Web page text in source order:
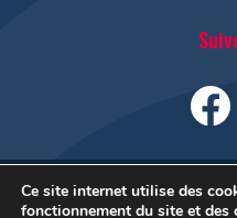
Mentions légales
Ce site internet utilise des
fonctionnement du site et des